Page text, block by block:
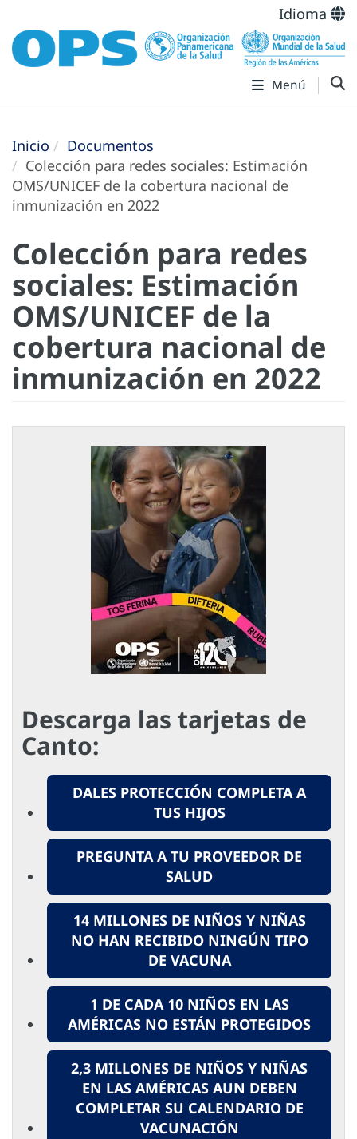
Idioma
Menú
Inicio
Documentos
Colección para redes sociales: Estimación
OMS/UNICEF de la cobertura nacional de
inmunización en 2022
Colección para redes
sociales: Estimación
OMS/UNICEF de la
cobertura nacional de
inmunización en 2022
Descarga las tarjetas de
Canto:
DALES PROTECCIÓN COMPLETA A
TUS HIJOS
PREGUNTA A TU PROVEEDOR DE
SALUD
14 MILLONES DE NIÑOS Y NIÑAS
NO HAN RECIBIDO NINGÚN TIPO
DE VACUNA
1 DE CADA 10 NIÑOS EN LAS
AMÉRICAS NO ESTÁN PROTEGIDOS
2,3 MILLONES DE NIÑOS Y NIÑAS
EN LAS AMÉRICAS AUN DEBEN
COMPLETAR SU CALENDARIO DE
VACUNACIÓN